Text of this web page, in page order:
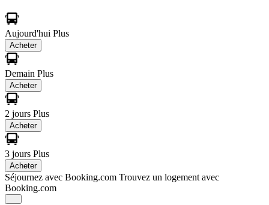
Aujourd'hui Plus
Acheter
Demain Plus
Acheter
2 jours Plus
Acheter
3 jours Plus
Acheter
Séjournez avec Booking.com Trouvez un logement avec
Booking.com